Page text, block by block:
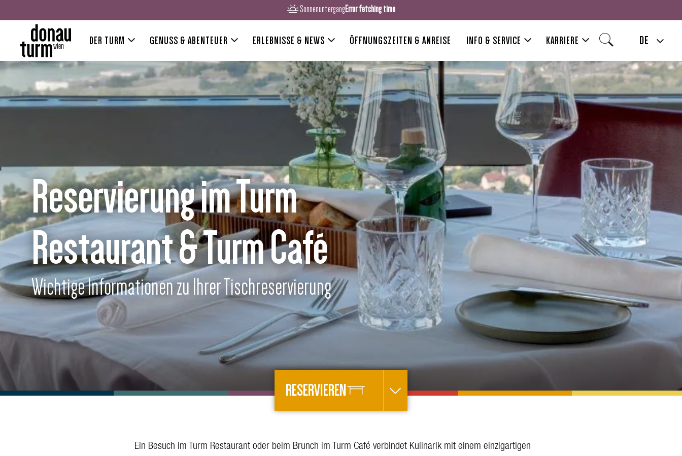
SonnenuntergangError fetching time
DER TURM GENUSS & ABENTEUER ERLEBNISSE & NEWS ÖFFNUNGSZEITEN & ANREISE INFO & SERVICE KARRIERE DE
Reservierung im Turm
Restaurant & Turm Café
Wichtige Informationen zu Ihrer Tischreservierung
RESERVIEREN
turm
Ein Besuch im Turm Restaurant oder beim Brunch im Turm Café verbindet Kulinarik mit einem einzigartigen